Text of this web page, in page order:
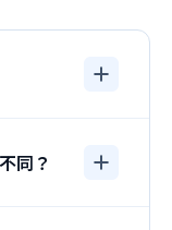
但希望實際看
同？